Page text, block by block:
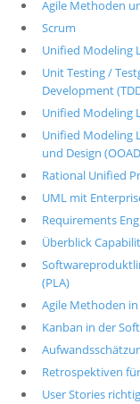
Agile Methoden
Scrum
Unified Modeling
Unit Testing /
Development
Unified Modeling
Unified Modeling
und Design
Rational Unified
UML mit
Requirements
Überblick
(PLA)
Agile Methoden
Kanban in der
Retrospektiven
User Stories